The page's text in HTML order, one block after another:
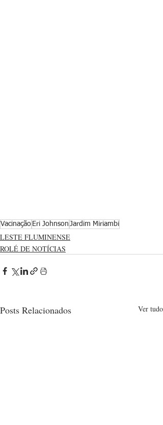
Vacinação Eri Johnson Jardim Miriambi
LESTE FLUMINENSE
ROLÉ DE NOTÍCIAS
Posts Relacionados Ver tudo